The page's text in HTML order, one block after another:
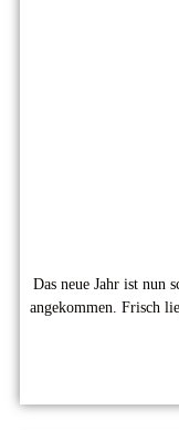
Das neue Jahr ist nun
angekommen. Frisch